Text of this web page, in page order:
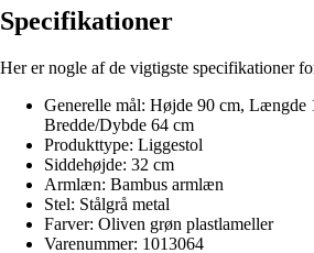
Specifikationer
Her er nogle af de vigtigste specifikationer
Generelle mål: Højde 90 cm,
Bredde/Dybde 64 cm
Produkttype: Liggestol
Siddehøjde: 32 cm
Armlæn: Bambus armlæn
Stel: Stålgrå metal
Farver: Oliven grøn plastlameller
Varenummer: 1013064